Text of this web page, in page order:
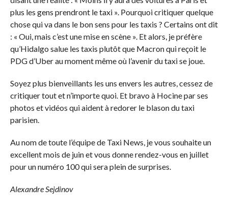
plus les gens prendront le taxi ». Pourquoi critiquer quelque
chose qui va dans le bon sens pour les taxis ? Certains ont dit
: « Oui, mais c’est une mise en scène ». Et alors, je préfère
qu’Hidalgo salue les taxis plutôt que Macron qui reçoit le
PDG d’Uber au moment même où l’avenir du taxi se joue.
Soyez plus bienveillants les uns envers les autres, cessez de
critiquer tout et n’importe quoi. Et bravo à Hocine par ses
photos et vidéos qui aident à redorer le blason du taxi
parisien.
Au nom de toute l’équipe de Taxi News, je vous souhaite un
excellent mois de juin et vous donne rendez-vous en juillet
pour un numéro 100 qui sera plein de surprises.
Alexandre Sejdinov